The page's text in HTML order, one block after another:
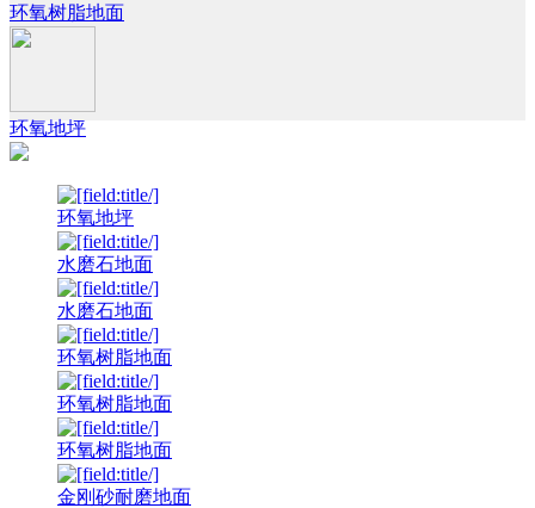
环氧树脂地面
环氧地坪
环氧地坪
水磨石地面
水磨石地面
环氧树脂地面
环氧树脂地面
环氧树脂地面
金刚砂耐磨地面